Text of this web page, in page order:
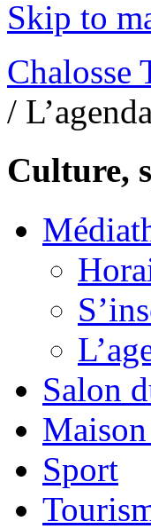
Skip to
Chalosse
/
Culture,
Salon
Sport